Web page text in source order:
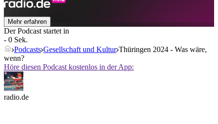
Mehr erfahren
Der Podcast startet in
- 0 Sek.
Podcasts Gesellschaft und Kultur Thüringen 2024 - Was wäre,
wenn?
Höre diesen Podcast kostenlos in der App:
radio.de